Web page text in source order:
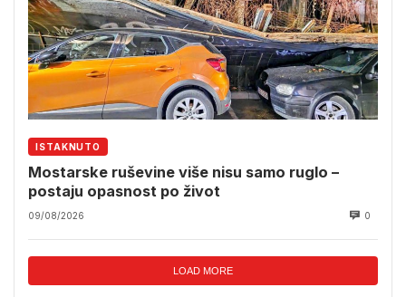
ISTAKNUTO
Mostarske ruševine više nisu samo ruglo –
postaju opasnost po život
09/08/2026 0
LOAD MORE